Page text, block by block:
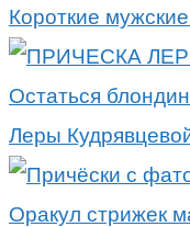
Короткие
Остаться
Леры
Оракул стрижек